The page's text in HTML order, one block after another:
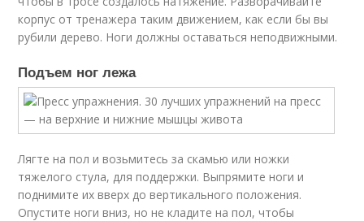
корпус от тренажера таким движением, как если бы вы
рубили дерево. Ноги должны оставаться неподвижными.
Подъем ног лежа
Лягте на пол и возьмитесь за скамью или ножки
тяжелого стула, для поддержки. Выпрямите ноги и
поднимите их вверх до вертикального положения.
Опустите ноги вниз, но не кладите на пол, чтобы